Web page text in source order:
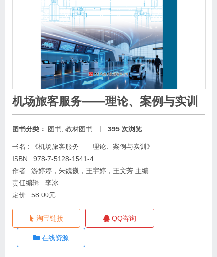
机场旅客服务——理论、案例与实训
图书分类： 图书 教材图书 | 395 次浏览
书名 : 《机场旅客服务——理论、案例与实训》
ISBN : 978-7-5128-1541-4
作者 : 游婷婷，朱魏巍，王宇婷，王文芳 主编
责任编辑 : 李冰
定价 : 58.00元
淘宝链接 QQ咨询
在线资源